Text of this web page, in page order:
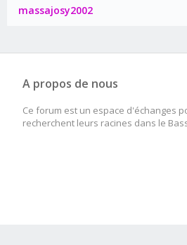
massajosy2002
A propos de nous
Ce forum est un espace d'échanges
recherchent leurs racines dans le